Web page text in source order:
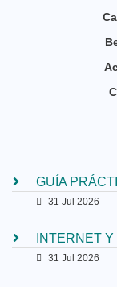
GUÍA
31 Jul 2026
INTERNET
31 Jul 2026